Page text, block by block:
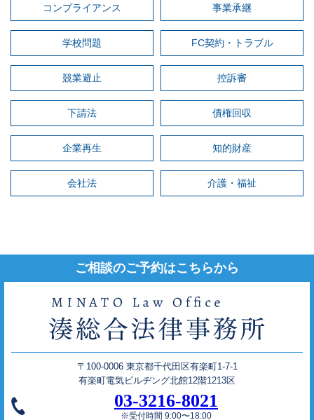
コンプライアンス 事業承継
学校問題 FC契約・トラブル
競業避止 控訴審
下請法 債権回収
企業再生 知的財産
会社法 介護・福祉
ご相談のご予約はこちらから
〒100-0006 東京都千代田区有楽町1-7-1
有楽町電気ビルヂング北館12階1213区
03-3216-8021
※受付時間 9:00〜18:00